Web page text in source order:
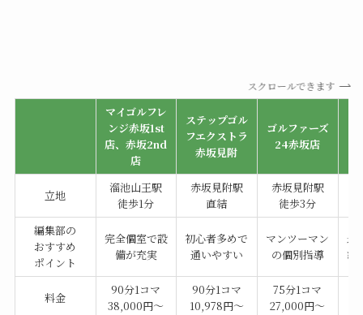
スクロールできます
マイゴルフレ
ンジ赤坂1st
店、赤坂2nd
店
ステップゴル
フエクストラ
赤坂見附
ゴルファーズ
24赤坂店
立地
溜池山王駅
徒歩1分
赤坂見附駅
直結
赤坂見附駅
徒歩3分
編集部の
おすすめ
ポイント
完全個室で設
備が充実
初心者多めで
通いやすい
マンツーマン
の個別指導
最
練
料金
90分1コマ
38,000円〜
90分1コマ
10,978円～
75分1コマ
27,000円〜